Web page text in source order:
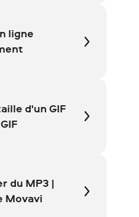
ligne
d'un GIF
du MP3 |
Movavi